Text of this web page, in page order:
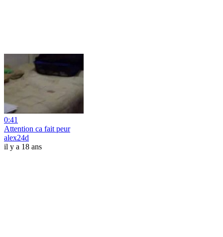
0:41
Attention ca fait peur
alex24d
il y a 18 ans